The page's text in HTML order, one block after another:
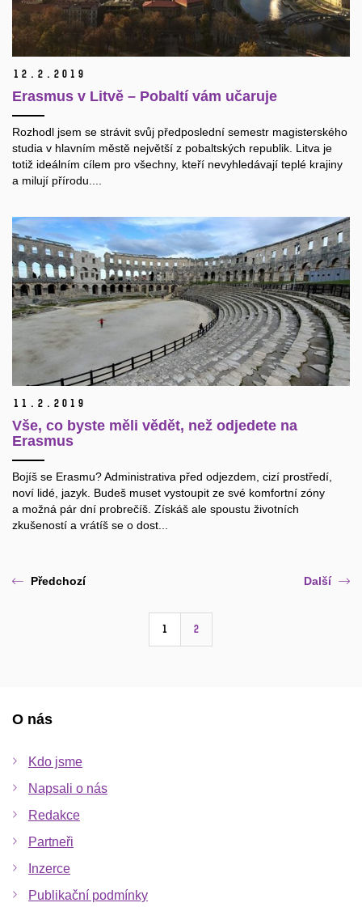
12. 2. 2019
Erasmus v Litvě – Pobaltí vám učaruje
Rozhodl jsem se strávit svůj předposlední semestr magisterského
studia v hlavním městě největší z pobaltských republik. Litva je
totiž ideálním cílem pro všechny, kteří nevyhledávají teplé krajiny
a milují přírodu....
11. 2. 2019
Vše, co byste měli vědět, než odjedete na
Erasmus
Bojíš se Erasmu? Administrativa před odjezdem, cizí prostředí,
noví lidé, jazyk. Budeš muset vystoupit ze své komfortní zóny
a možná pár dní probrečíš. Získáš ale spoustu životních
zkušeností a vrátíš se o dost...
Předchozí
1 2
Další
O nás
Kdo jsme
Napsali o nás
Redakce
Partneři
Inzerce
Publikační podmínky